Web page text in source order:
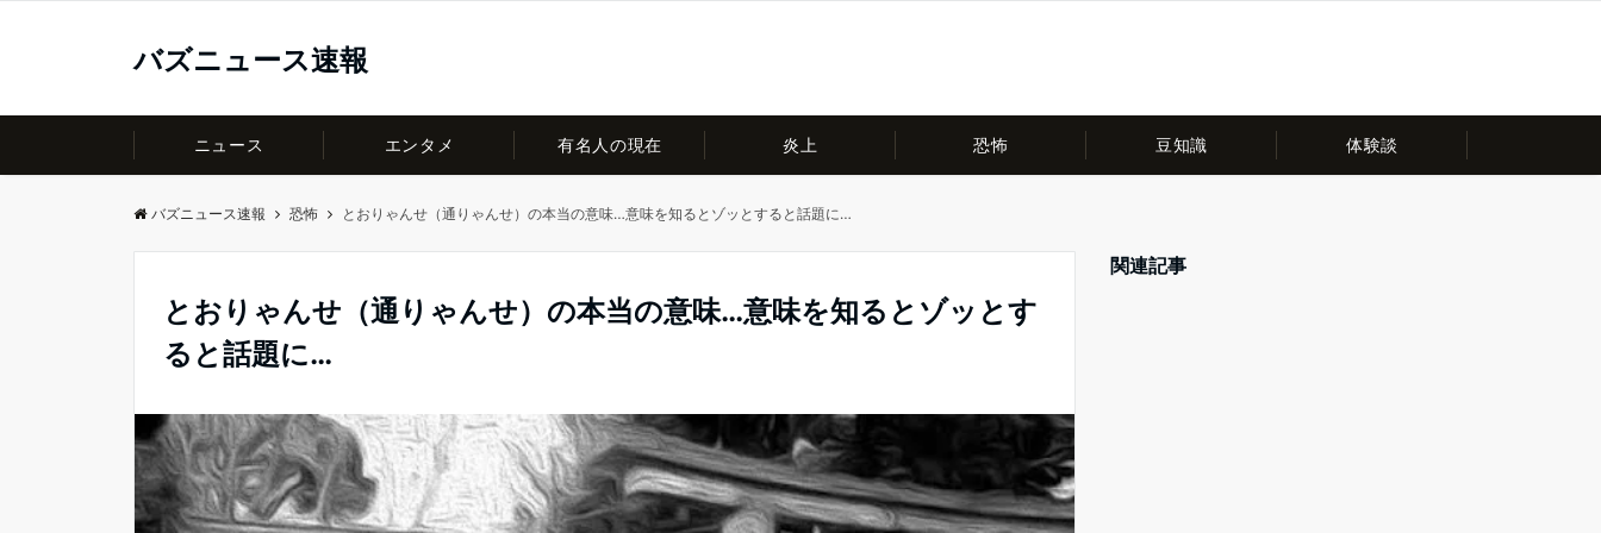
バズニュース速報
ニュース エンタメ 有名人の現在 炎上 恐怖 豆知識 体験談
バズニュース速報 恐怖 とおりゃんせ（通りゃんせ）の本当の意味…意味を知るとゾッとすると話題に…
とおりゃんせ（通りゃんせ）の本当の意味…意味を知るとゾッとす
ると話題に…
関連記事